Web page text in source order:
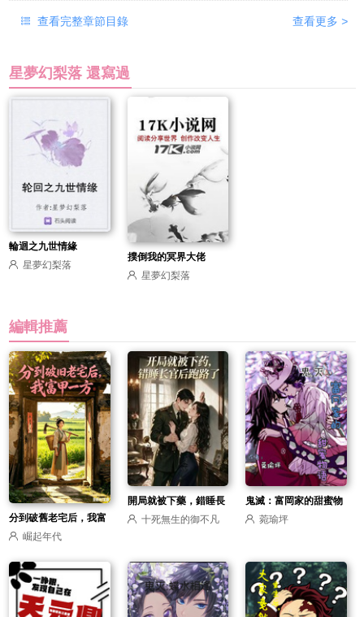
查看完整章節目錄 查看更多 >
星夢幻梨落 還寫過
輪迴之九世情緣
星夢幻梨落
撲倒我的冥界大佬
星夢幻梨落
編輯推薦
分到破舊老宅后，我富
甲一方崛起年代
開局就被下藥，錯睡長
官后跑路了
十死無生的御不凡
鬼滅：富岡家的甜蜜物
語 菀瑜坪